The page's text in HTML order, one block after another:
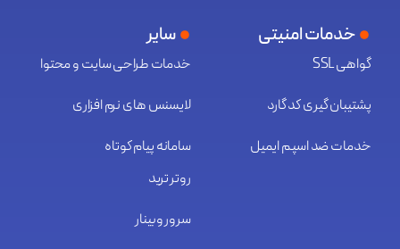
خدمات امنیتی
گواهی SSL
پشتیبان گیری کد گارد
خدمات ضد اسپم ایمیل
سایر
خدمات طراحی سایت و محتوا
لایسنس های نرم افزاری
سامانه پیام کوتاه
روتر ترید
سرور وبینار